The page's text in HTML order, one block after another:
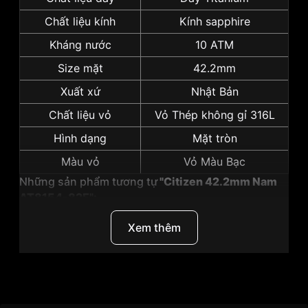
Chất liệu kính
Kính sapphire
Kháng nước
10 ATM
Size mặt
42.2mm
Xuất xứ
Nhật Bản
Chất liệu vỏ
Vỏ Thép không gỉ 316L
Hình dạng
Mặt tròn
Màu vỏ
Vỏ Màu Bạc
Những sản phẩm tương tự"Citizen 42.2mm Nam
Xem thêm